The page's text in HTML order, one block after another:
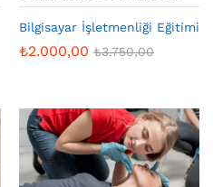
Bilgisayar İşletmenliği Eğitimi
₺2.000,00 ₺3.750,00